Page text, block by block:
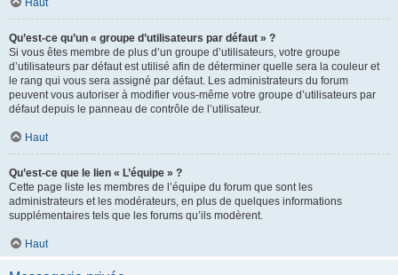
Haut
Qu’est-ce qu’un « groupe d’utilisateurs par défaut » ?
Si vous êtes membre de plus d’un groupe d’utilisateurs, votre groupe
d’utilisateurs par défaut est utilisé afin de déterminer quelle sera la couleur et
le rang qui vous sera assigné par défaut. Les administrateurs du forum
peuvent vous autoriser à modifier vous-même votre groupe d’utilisateurs par
défaut depuis le panneau de contrôle de l’utilisateur.
Haut
Qu’est-ce que le lien « L’équipe » ?
Cette page liste les membres de l’équipe du forum que sont les
administrateurs et les modérateurs, en plus de quelques informations
supplémentaires tels que les forums qu’ils modèrent.
Haut